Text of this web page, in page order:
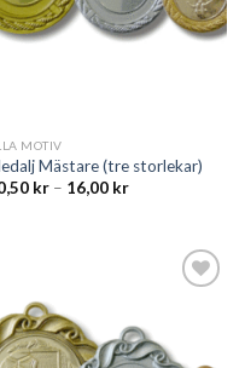
MOTIV
Mästare (tre storlekar)
kr– 16,00 kr